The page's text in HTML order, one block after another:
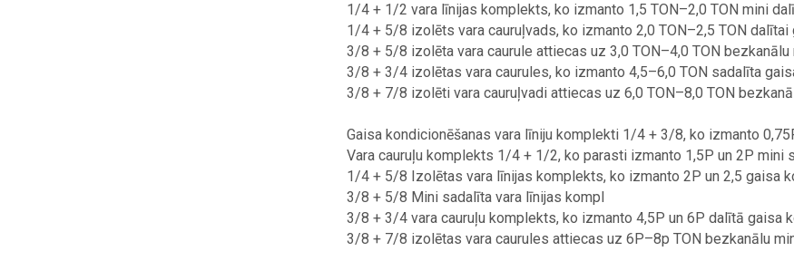
1/4 + 1/2 vara līnijas komplekts, ko izmanto 1,5 TON–2,0 TON mini
1/4 + 5/8 izolēts vara cauruļvads, ko izmanto 2,0 TON–2,5 TON
3/8 + 5/8 izolēta vara caurule attiecas uz 3,0 TON–4,0 TON
3/8 + 3/4 izolētas vara caurules, ko izmanto 4,5–6,0 TON sadalīta
3/8 + 7/8 izolēti vara cauruļvadi attiecas uz 6,0 TON–8,0 TON
Gaisa kondicionēšanas vara līniju komplekti 1/4 + 3/8, ko izmanto
Vara cauruļu komplekts 1/4 + 1/2, ko parasti izmanto 1,5P un 2P mini
1/4 + 5/8 Izolētas vara līnijas komplekts, ko izmanto 2P un 2,5 gaisa
3/8 + 5/8 Mini sadalīta vara līnijas kompl
3/8 + 3/4 vara cauruļu komplekts, ko izmanto 4,5P un 6P dalītā gaisa
3/8 + 7/8 izolētas vara caurules attiecas uz 6P–8p TON bezkanālu